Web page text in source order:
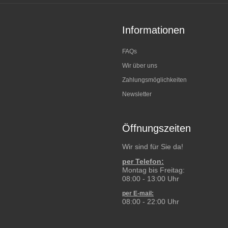
Informationen
FAQs
Wir über uns
Zahlungsmöglichkeiten
Newsletter
Öffnungszeiten
Wir sind für Sie da!
per Telefon:
Montag bis Freitag:
08:00 - 13:00 Uhr
per E-mail:
08:00 - 22:00 Uhr